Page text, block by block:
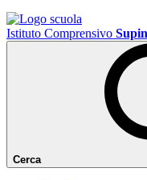
Istituto Comprensivo
Cerca